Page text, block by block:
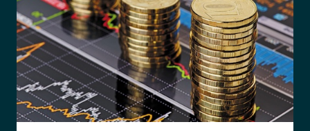
РНКО Металлург
Первый заместитель
Председателя Правления
АО Россети Цифра
Руководитель направления
по архитектурному
надзору
Росимущество
Начальник отдела
Банк Уралсиб
Специалист